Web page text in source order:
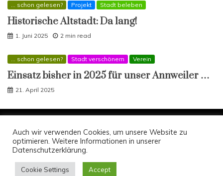
... schon gelesen? Projekt Stadt beleben
Historische Altstadt: Da lang!
1. Juni 2025 2 min read
... schon gelesen? Stadt verschönern Verein
Einsatz bisher in 2025 für unser Annweiler …
21. April 2025
Copyright Zukunft-Annweiler e.V.; Anfragen an
info(at)zukunft-annweiler.de
Proudly powered by WordPress
Mag byCandid Themes
Auch wir verwenden Cookies, um unsere Website zu
optimieren. Weitere Informationen in unserer
Datenschutzerklärung.
Cookie Settings Accept